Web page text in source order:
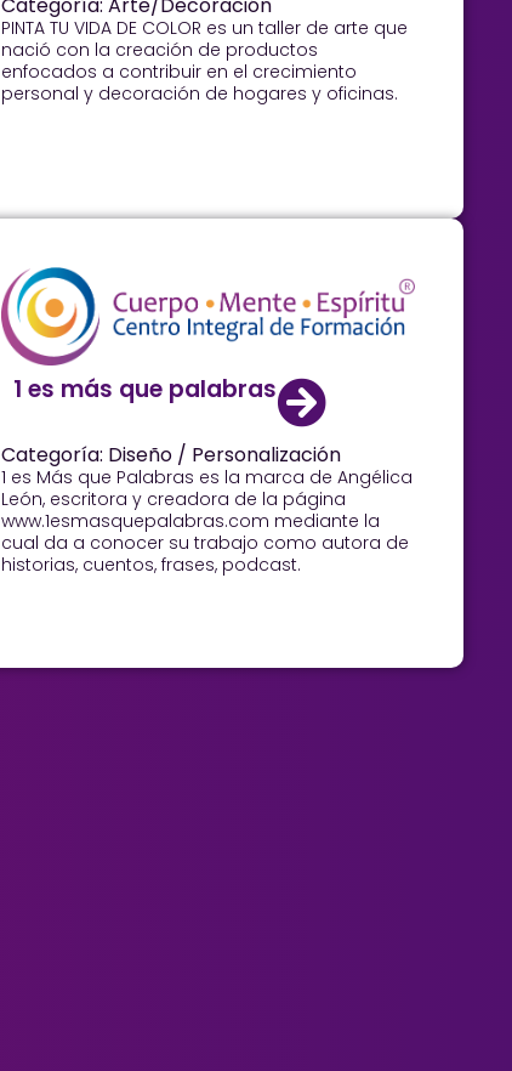
Categoría: Arte/Decoración
PINTA TU VIDA DE COLOR es un taller de arte que
nació con la creación de productos
enfocados a contribuir en el crecimiento
personal y decoración de hogares y oficinas.
1 es más que palabras
Categoría: Diseño / Personalización
1 es Más que Palabras es la marca de Angélica
León, escritora y creadora de la página
www.1esmasquepalabras.com mediante la
cual da a conocer su trabajo como autora de
historias, cuentos, frases, podcast.